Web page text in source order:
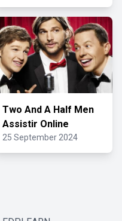
Two And A Half Men
Assistir Online
25 September 2024